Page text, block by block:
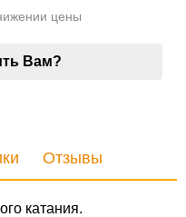
цены
Вам?
Отзывы
катания.